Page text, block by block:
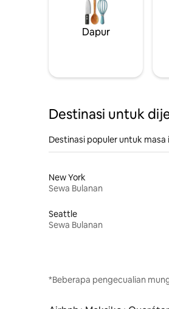
Dapur
Destinasi untuk
Destinasi populer untuk
New York
Sewa Bulanan
Seattle
Sewa Bulanan
*Beberapa pengecualian